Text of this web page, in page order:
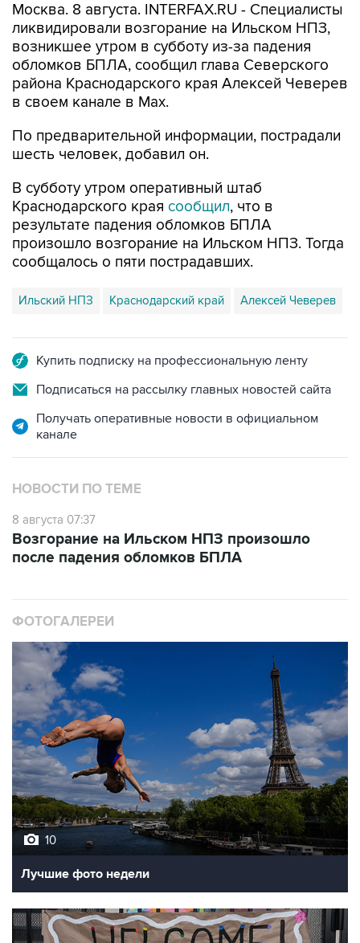
Москва. 8 августа. INTERFAX.RU - Специалисты
ликвидировали возгорание на Ильском НПЗ,
возникшее утром в субботу из-за падения
обломков БПЛА, сообщил глава Северского
района Краснодарского края Алексей Чеверев
в своем канале в Max.
По предварительной информации, пострадали
шесть человек, добавил он.
В субботу утром оперативный штаб
Краснодарского края сообщил, что в
результате падения обломков БПЛА
произошло возгорание на Ильском НПЗ. Тогда
сообщалось о пяти пострадавших.
Ильский НПЗ Краснодарский край Алексей Чеверев
Купить подписку на профессиональную ленту
Подписаться на рассылку главных новостей сайта
Получать оперативные новости в официальном
канале
НОВОСТИ ПО ТЕМЕ
8 августа 07:37
Возгорание на Ильском НПЗ произошло
после падения обломков БПЛА
ФОТОГАЛЕРЕИ
10
Лучшие фото недели